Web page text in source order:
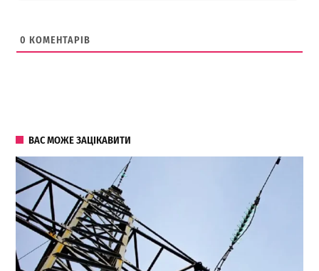
0 КОМЕНТАРІВ
ВАС МОЖЕ ЗАЦІКАВИТИ